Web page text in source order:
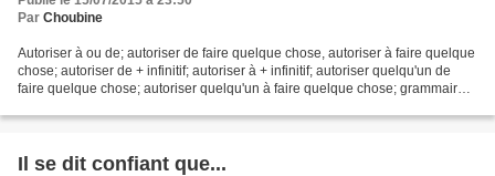
Par Choubine
Autoriser à ou de; autoriser de faire quelque chose, autoriser à faire quelque
chose; autoriser de + infinitif; autoriser à + infinitif; autoriser quelqu'un de
faire quelque chose; autoriser quelqu'un à faire quelque chose; grammaire
Il se dit confiant que...